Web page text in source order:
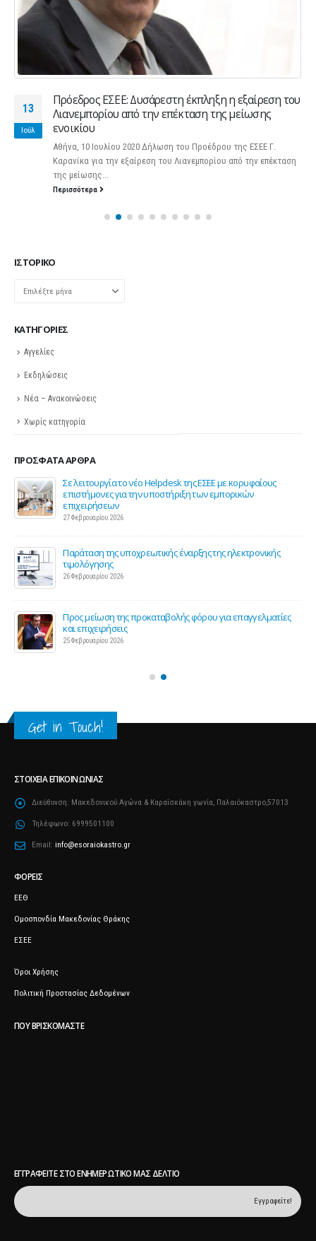
13
Ιούλ
Πρόεδρος ΕΣΕΕ: Δυσάρεστη έκπληξη η εξαίρεση του
Λιανεμπορίου από την επέκταση της μείωσης
ενοικίου
Αθήνα, 10 Ιουλίου 2020 Δήλωση του Προέδρου της ΕΣΕΕ Γ.
Καρανίκα για την εξαίρεση του Λιανεμπορίου από την επέκταση
της μείωσης...
Περισσότερα
ΙΣΤΟΡΙΚΌ
Ιστορικό
KΑΤΗΓΟΡΊΕΣ
Αγγελίες
Εκδηλώσεις
Νέα – Ανακοινώσεις
Χωρίς κατηγορία
ΠΡΌΣΦΑΤΑ ΆΡΘΡΑ
Σε λειτουργία το νέο Helpdesk της ΕΣΕΕ με κορυφαίους
επιστήμονες για την υποστήριξη των εμπορικών
επιχειρήσεων
27 Φεβρουαρίου 2026
Παράταση της υποχρεωτικής έναρξης της ηλεκτρονικής
τιμολόγησης
26 Φεβρουαρίου 2026
Προς μείωση της προκαταβολής φόρου για επαγγελματίες
και επιχειρήσεις
25 Φεβρουαρίου 2026
Get in Touch!
ΣΤΟΙΧΕΊΑ ΕΠΙΚΟΙΝΩΝΊΑΣ
Διεύθυνση: Μακεδονικού Αγώνα & Καραΐσκάκη γωνία, Παλαιόκαστρο,57013
Τηλέφωνο: 6999501100
Email: info@esoraiokastro.gr
ΦΟΡΕΊΣ
ΕΕΘ
Ομοσπονδία Μακεδονίας Θράκης
ΕΣΕΕ
Όροι Χρήσης
Πολιτική Προστασίας Δεδομένων
ΠΟΥ ΒΡΙΣΚΌΜΑΣΤΕ
ΕΓΓΡΑΦΕΊΤΕ ΣΤΟ ΕΝΗΜΕΡΩΤΙΚΌ ΜΑΣ ΔΕΛΤΊΟ